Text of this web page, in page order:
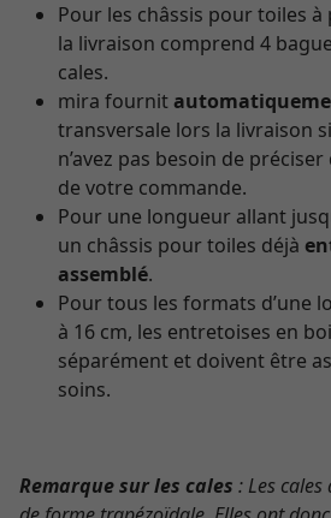
Pour les châssis pour toiles à
la livraison comprend 4
cales.
mira fournit
transversale lors la livraison
n’avez pas besoin de
de votre commande.
Pour une longueur allant
un châssis pour toiles déjà
assemblé.
Pour tous les formats d’une
à 16 cm, les entretoises en
séparément et doivent être
soins.
Remarque sur les cales : Les cales